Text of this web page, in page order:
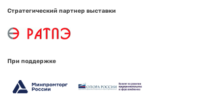
Стратегический партнер выставки
При поддержке